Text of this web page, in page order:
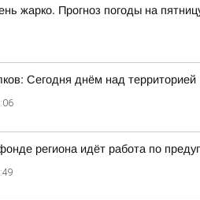
жарко. Прогноз погоды на
Сегодня днём над
региона идёт работа по